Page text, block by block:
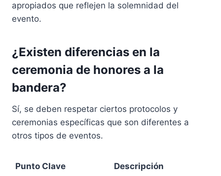
apropiados que reflejen la solemnidad del
evento.
¿Existen diferencias en la
ceremonia de honores a la
bandera?
Sí, se deben respetar ciertos protocolos y
ceremonias específicas que son diferentes a
otros tipos de eventos.
Punto Clave Descripción